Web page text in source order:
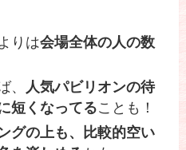
りは会場全体の人の数
、 人気パビリオンの待
短くなってることも！
グの上も、比較的空い